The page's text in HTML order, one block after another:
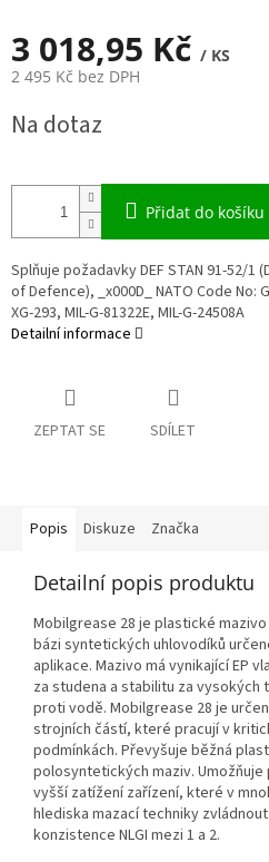
3 018,95 Kč / KS
2 495 Kč bez DPH
cena:
Na dotaz
Přidat do košíku
Splňuje požadavky DEF STAN 91-52/1
of Defence), _x000D_ NATO Code No:
XG-293, MIL-G-81322E, MIL-G-24508A
Detailní informace
ZEPTAT SE SDÍLET
Popis Diskuze Značka
Detailní popis produktu
Mobilgrease 28 je plastické
bázi syntetických uhlovodíků
aplikace. Mazivo má vynikající EP
za studena a stabilitu za
proti vodě. Mobilgrease 28 je
strojních částí, které pracují v
podmínkách. Převyšuje běžná
polosyntetických maziv.
vyšší zatížení zařízení, které v
hlediska mazací techniky
konzistence NLGI mezi 1 a 2.